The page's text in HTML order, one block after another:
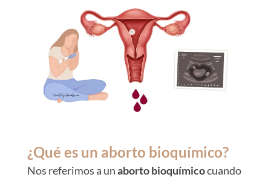
¿Qué es un aborto bioquímico?
Nos referimos a unaborto bioquímicocuando